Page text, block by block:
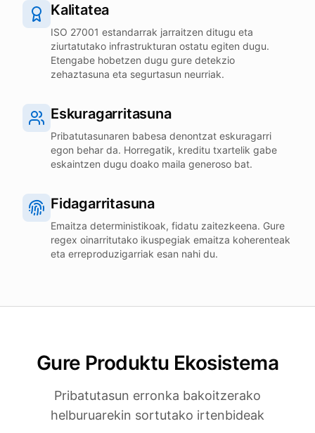
Kalitatea
ISO 27001 estandarrak jarraitzen ditugu eta
ziurtatutako infrastrukturan ostatu egiten dugu.
Etengabe hobetzen dugu gure detekzio
zehaztasuna eta segurtasun neurriak.
Eskuragarritasuna
Pribatutasunaren babesa denontzat eskuragarri
egon behar da. Horregatik, kreditu txartelik gabe
eskaintzen dugu doako maila generoso bat.
Fidagarritasuna
Emaitza deterministikoak, fidatu zaitezkeena. Gure
regex oinarritutako ikuspegiak emaitza koherenteak
eta erreproduzigarriak esan nahi du.
Gure Produktu Ekosistema
Pribatutasun erronka bakoitzerako
helburuarekin sortutako irtenbideak